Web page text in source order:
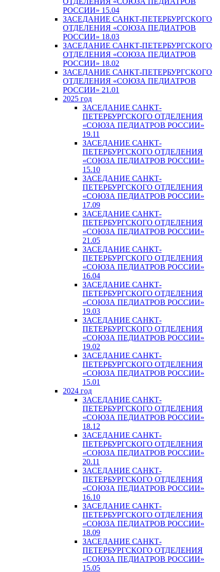
РОССИИ» 15.04
ЗАСЕДАНИЕ САНКТ-ПЕТЕРБУРГСКОГО
ОТДЕЛЕНИЯ «СОЮЗА ПЕДИАТРОВ
РОССИИ» 18.03
ЗАСЕДАНИЕ САНКТ-ПЕТЕРБУРГСКОГО
ОТДЕЛЕНИЯ «СОЮЗА ПЕДИАТРОВ
РОССИИ» 18.02
ЗАСЕДАНИЕ САНКТ-ПЕТЕРБУРГСКОГО
ОТДЕЛЕНИЯ «СОЮЗА ПЕДИАТРОВ
РОССИИ» 21.01
2025 год
ЗАСЕДАНИЕ САНКТ-
ПЕТЕРБУРГСКОГО ОТДЕЛЕНИЯ
«СОЮЗА ПЕДИАТРОВ РОССИИ»
19.11
ЗАСЕДАНИЕ САНКТ-
ПЕТЕРБУРГСКОГО ОТДЕЛЕНИЯ
«СОЮЗА ПЕДИАТРОВ РОССИИ»
15.10
ЗАСЕДАНИЕ САНКТ-
ПЕТЕРБУРГСКОГО ОТДЕЛЕНИЯ
«СОЮЗА ПЕДИАТРОВ РОССИИ»
17.09
ЗАСЕДАНИЕ САНКТ-
ПЕТЕРБУРГСКОГО ОТДЕЛЕНИЯ
«СОЮЗА ПЕДИАТРОВ РОССИИ»
21.05
ЗАСЕДАНИЕ САНКТ-
ПЕТЕРБУРГСКОГО ОТДЕЛЕНИЯ
«СОЮЗА ПЕДИАТРОВ РОССИИ»
16.04
ЗАСЕДАНИЕ САНКТ-
ПЕТЕРБУРГСКОГО ОТДЕЛЕНИЯ
«СОЮЗА ПЕДИАТРОВ РОССИИ»
19.03
ЗАСЕДАНИЕ САНКТ-
ПЕТЕРБУРГСКОГО ОТДЕЛЕНИЯ
«СОЮЗА ПЕДИАТРОВ РОССИИ»
19.02
ЗАСЕДАНИЕ САНКТ-
ПЕТЕРБУРГСКОГО ОТДЕЛЕНИЯ
«СОЮЗА ПЕДИАТРОВ РОССИИ»
15.01
2024 год
ЗАСЕДАНИЕ САНКТ-
ПЕТЕРБУРГСКОГО ОТДЕЛЕНИЯ
«СОЮЗА ПЕДИАТРОВ РОССИИ»
18.12
ЗАСЕДАНИЕ САНКТ-
ПЕТЕРБУРГСКОГО ОТДЕЛЕНИЯ
«СОЮЗА ПЕДИАТРОВ РОССИИ»
20.11
ЗАСЕДАНИЕ САНКТ-
ПЕТЕРБУРГСКОГО ОТДЕЛЕНИЯ
«СОЮЗА ПЕДИАТРОВ РОССИИ»
16.10
ЗАСЕДАНИЕ САНКТ-
ПЕТЕРБУРГСКОГО ОТДЕЛЕНИЯ
«СОЮЗА ПЕДИАТРОВ РОССИИ»
18.09
ЗАСЕДАНИЕ САНКТ-
ПЕТЕРБУРГСКОГО ОТДЕЛЕНИЯ
«СОЮЗА ПЕДИАТРОВ РОССИИ»
15.05